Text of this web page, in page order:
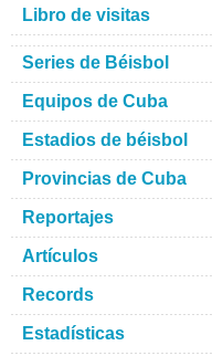
Libro de visitas
Series de Béisbol
Equipos de Cuba
Estadios de béisbol
Provincias de Cuba
Reportajes
Artículos
Records
Estadísticas